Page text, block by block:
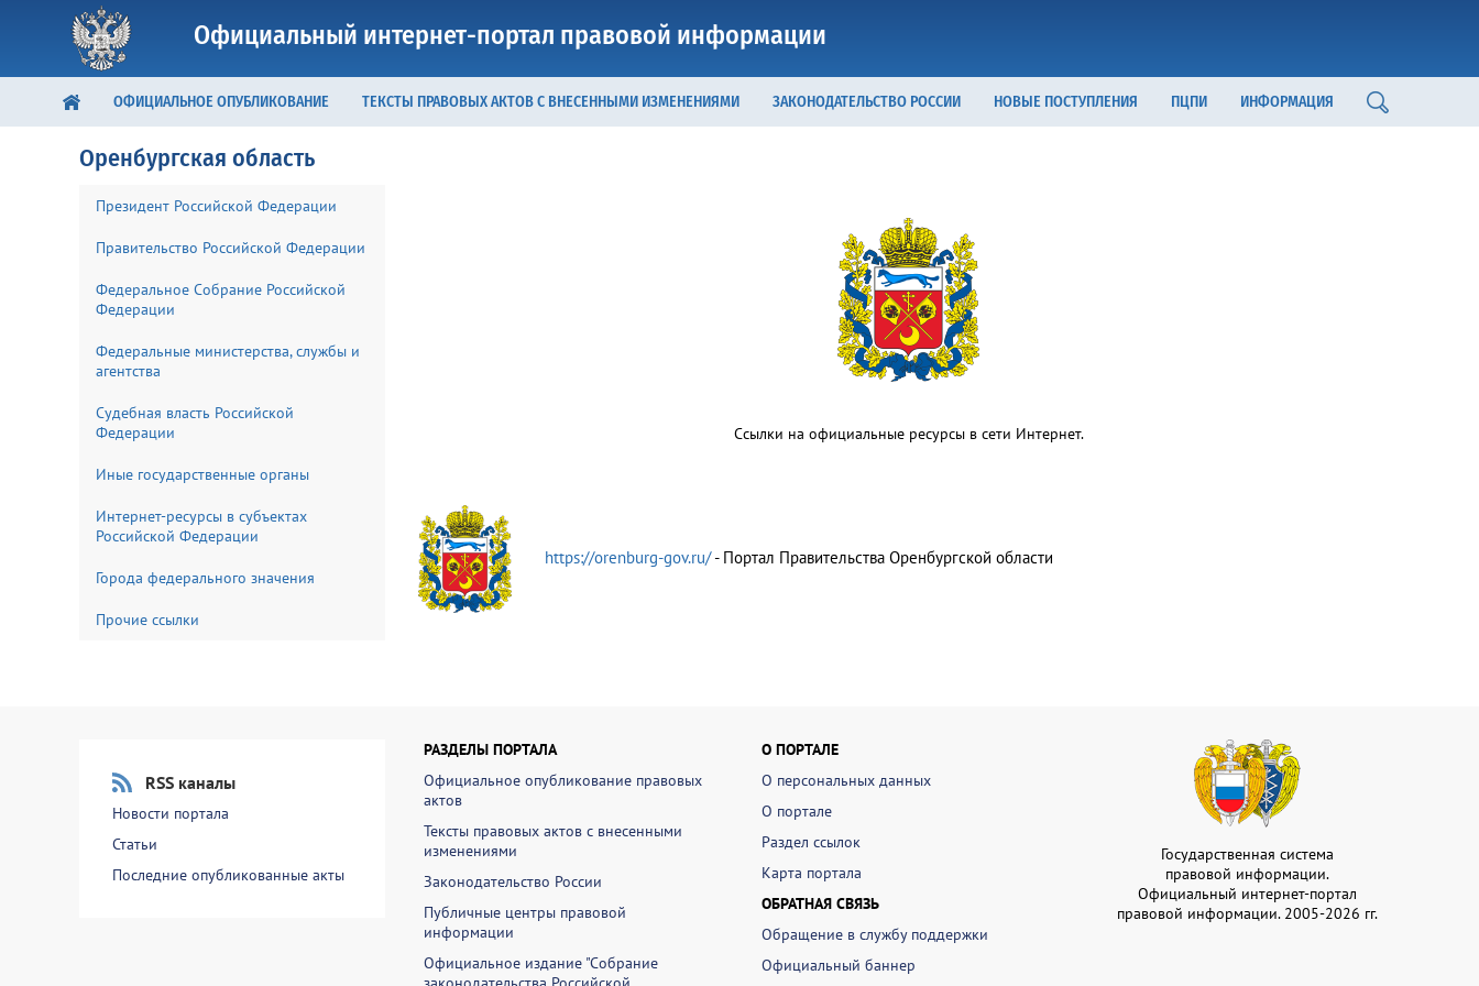
Официальный интернет-портал правовой информации
ОФИЦИАЛЬНОЕ ОПУБЛИКОВАНИЕ ТЕКСТЫ ПРАВОВЫХ АКТОВ С ВНЕСЕННЫМИ ИЗМЕНЕНИЯМИ ЗАКОНОДАТЕЛЬСТВО РОССИИ НОВЫЕ ПОСТУПЛЕНИЯ ПЦПИ ИНФОРМАЦИЯ
Оренбургская область
Президент Российской Федерации
Правительство Российской Федерации
Федеральное Собрание Российской
Федерации
Федеральные министерства, службы и
агентства
Судебная власть Российской
Федерации
Иные государственные органы
Интернет-ресурсы в субъектах
Российской Федерации
Города федерального значения
Прочие ссылки
Ссылки на официальные ресурсы в сети Интернет.
https://orenburg-gov.ru/- Портал Правительства Оренбургской области
RSS каналы
Новости портала
Статьи
Последние опубликованные акты
РАЗДЕЛЫ ПОРТАЛА
Официальное опубликование правовых
актов
Тексты правовых актов с внесенными
изменениями
Законодательство России
Публичные центры правовой
информации
Официальное издание "Собрание
О ПОРТАЛЕ
О персональных данных
О портале
Раздел ссылок
Карта портала
ОБРАТНАЯ СВЯЗЬ
Обращение в службу поддержки
Официальный баннер
Государственная система
правовой информации.
Официальный интернет-портал
правовой информации. 2005-2026 гг.